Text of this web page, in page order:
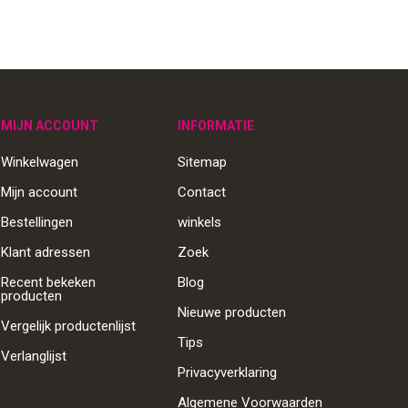
MIJN ACCOUNT
Winkelwagen
Mijn account
Bestellingen
Klant adressen
Recent bekeken
producten
Vergelijk productenlijst
Verlanglijst
INFORMATIE
Sitemap
Contact
winkels
Zoek
Blog
Nieuwe producten
Tips
Privacyverklaring
Algemene Voorwaarden